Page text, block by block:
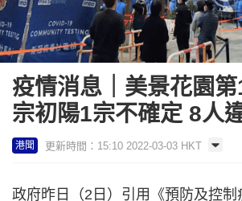
疫情消息｜美景花園
宗初陽1宗不確定 8人
港聞 更新時間：15:10 2022-03-03 HKT
政府昨日（2 日）引用《預防及控